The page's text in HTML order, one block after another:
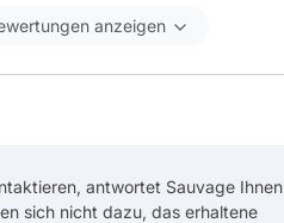
anzeigen
antwortet Sauvage Ihnen
sich nicht dazu, das erhaltene